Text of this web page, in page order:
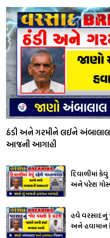
ઠંડી અને ગરમીને લઈને
આજની આગાહી
દિવાળીમાં
અને પરેશ
હવે વરસાદનું
અને હવામાન